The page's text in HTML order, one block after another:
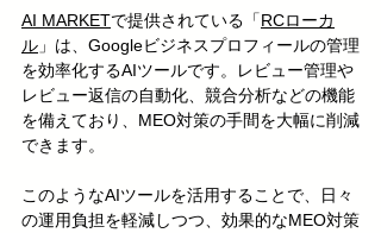
AI MARKETで提供されている「RCローカ
ル 」は、Googleビジネスプロフィールの管理
を効率化するAIツールです。レビュー管理や
レビュー返信の自動化、競合分析などの機能
を備えており、MEO対策の手間を大幅に削減
できます。
このようなAIツールを活用することで、日々
の運用負担を軽減しつつ、効果的なMEO対策